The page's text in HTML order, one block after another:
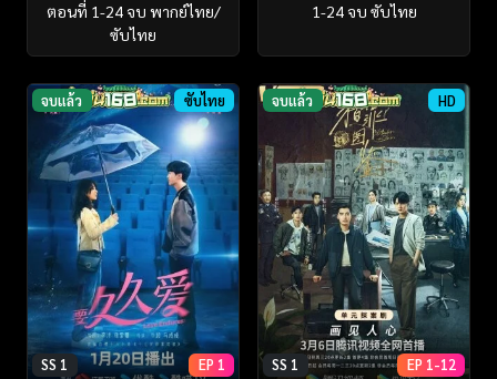
ตอนที่ 1-24 จบ พากย์ไทย/
ซับไทย
1-24 จบ ซับไทย
จบแล้ว ซับไทย
SS 1 EP 1
จบแล้ว HD
SS 1 EP 1-12